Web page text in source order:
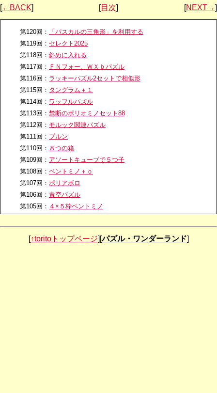
[←BACK] [目次] [NEXT→]
第120回：
「パスカルの三角形」を利用する
第119回： セレクト2025
第118回： 斜めに入れる
第117回： ＦＮフォー、ＷＸｂパズル
第116回： ラッキーパズル2セットで相似形
第115回： タングラム＋１
第114回： ワッフルパズル
第113回： 禁断のポリオミノセット88
第112回： モルック関連パズル
第111回： プルン
第110回： ８つの箱
第109回： アソートキューブで５つ子
第108回： ペントミノ＋ｏ
第107回： ポリアボロ
第106回： 青空パズル
第105回： ４×５枠ペントミノ
第103回：空きマスパズル
第102回：From 3D to 2D
[↑toritoトップページ][パズル・ワンダーランド]